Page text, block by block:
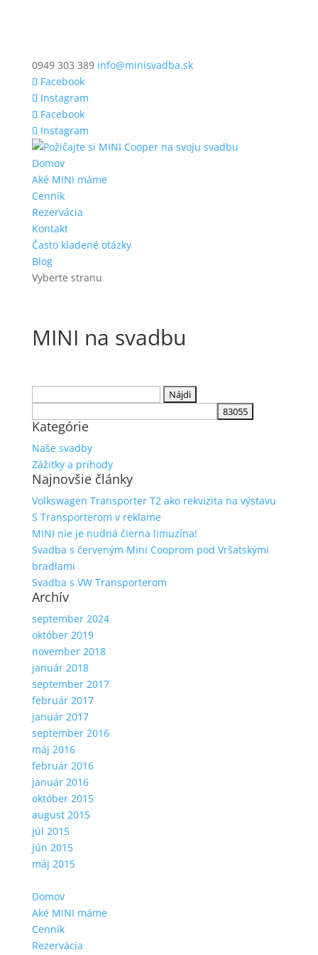
0949 303 389 info@minisvadba.sk
Facebook
Instagram
Facebook
Instagram
Domov
Aké MINI máme
Cenník
Rezervácia
Kontakt
Často kladené otázky
Blog
Vyberte stranu
MINI na svadbu
Kategórie
Naše svadby
Zážitky a príhody
Najnovšie články
Volkswagen Transporter T2 ako rekvizita na výstavu
S Transporterom v reklame
MINI nie je nudná čierna limuzína!
Svadba s červeným Mini Cooprom pod Vršatskými
bradlami
Svadba s VW Transporterom
Archív
september 2024
október 2019
november 2018
január 2018
september 2017
február 2017
január 2017
september 2016
máj 2016
február 2016
január 2016
október 2015
august 2015
júl 2015
jún 2015
máj 2015
Domov
Aké MINI máme
Cenník
Rezervácia